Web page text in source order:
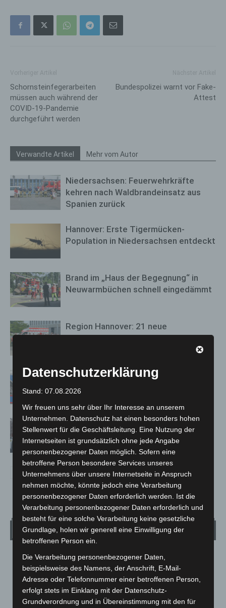
Schornsteinfegerarbeiten
müssen auch während der
COVID-19-Pandemie
durchgeführt werden
Bundespolizei warnt vor Fake-
Attest
Verwandte Artikel Mehr vom Autor
Niedersachsen: Feuerwehrkräfte
kehren nach Waldbrandeinsatz aus
Spanien zurück
Hannover: Erste Tigermücken-
Population in Niedersachsen entdeckt
Brand im „Haus der Begegnung“ in
Neuwarmbüchen schnell eingedämmt
Region Hannover: 21 neue
Notfallsanitäter starten beim Roten
Mann läuft mit Hockeyschläger über
A7 – Polizei sucht Zeugen
Celle: Mensch stirbt bei Bagger-Unfall
auf Baustelle
Wetter
LANGENHAGEN
Bedeckt
19.7°C 20.7
Datenschutzerklärung
Stand: 07.08.2026
Wir freuen uns sehr über Ihr Interesse an unserem
Unternehmen. Datenschutz hat einen besonders hohen
Stellenwert für die Geschäftsleitung. Eine Nutzung der
Internetseiten ist grundsätzlich ohne jede Angabe
personenbezogener Daten möglich. Sofern eine
betroffene Person besondere Services unseres
Unternehmens über unsere Internetseite in Anspruch
nehmen möchte, könnte jedoch eine Verarbeitung
personenbezogener Daten erforderlich werden. Ist die
Verarbeitung personenbezogener Daten erforderlich und
besteht für eine solche Verarbeitung keine gesetzliche
Grundlage, holen wir generell eine Einwilligung der
betroffenen Person ein.
Die Verarbeitung personenbezogener Daten,
beispielsweise des Namens, der Anschrift, E-Mail-
Adresse oder Telefonnummer einer betroffenen Person,
erfolgt stets im Einklang mit der Datenschutz-
Grundverordnung und in Übereinstimmung mit den für